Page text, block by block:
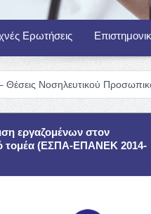
Ερωτήσεις
Προσωπικού
εργαζομένων στον
τομέα (ΕΣΠΑ-ΕΠΑΝΕΚ 2014-